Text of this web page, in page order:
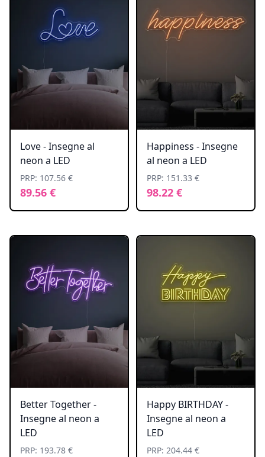
Love - Insegne al
neon a LED
PRP: 107.56 €
89.56 €
Happiness - Insegne
al neon a LED
PRP: 151.33 €
98.22 €
Better Together -
Insegne al neon a
LED
PRP: 193.78 €
Happy BIRTHDAY -
Insegne al neon a
LED
PRP: 204.44 €